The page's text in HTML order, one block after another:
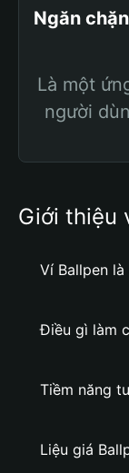
Ngăn
Là một
người
Giới thiệu
Ví Ballpen là
Điều gì làm
Tiềm năng
Liệu giá